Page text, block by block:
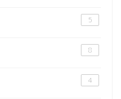
5
8
4